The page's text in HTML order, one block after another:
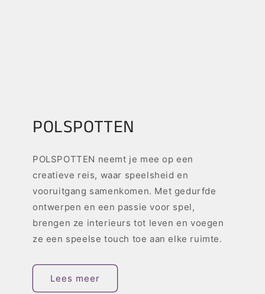
POLSPOTTEN
POLSPOTTEN neemt je mee op een
creatieve reis, waar speelsheid en
vooruitgang samenkomen. Met gedurfde
ontwerpen en een passie voor spel,
brengen ze interieurs tot leven en voegen
ze een speelse touch toe aan elke ruimte.
Lees meer